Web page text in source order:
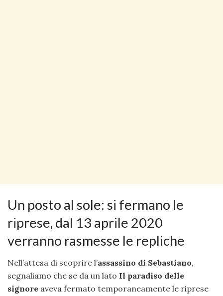
Un posto al sole: si fermano le
riprese, dal 13 aprile 2020
verranno rasmesse le repliche
Nell’attesa di scoprire l’assassino di Sebastiano,
segnaliamo che se da un lato Il paradiso delle
signore aveva fermato temporaneamente le riprese